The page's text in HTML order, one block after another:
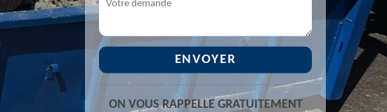
ON VOUS RAPPELLE GRATUITEMENT